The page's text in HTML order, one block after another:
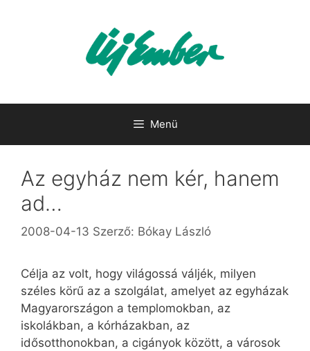
Menü
Az egyház nem kér, hanem
ad…
2008-04-13 Szerző: Bókay László
Célja az volt, hogy világossá váljék, milyen
széles körű az a szolgálat, amelyet az egyházak
Magyarországon a templomokban, az
iskolákban, a kórházakban, az
idősotthonokban, a cigányok között, a városok